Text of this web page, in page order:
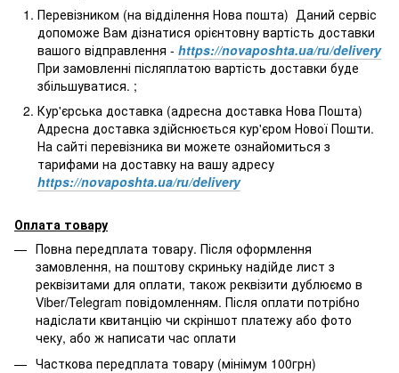
Перевізником (на відділення Нова пошта) Даний сервіс
допоможе Вам дізнатися орієнтовну вартість доставки
вашого відправлення - https://novaposhta.ua/ru/delivery
При замовленні післяплатою вартість доставки буде
збільшуватися. ;
Кур'єрська доставка (адресна доставка Нова Пошта)
Адресна доставка здійснюється кур'єром Нової Пошти.
На сайті перевізника ви можете ознайомиться з
тарифами на доставку на вашу адресу
https://novaposhta.ua/ru/delivery
Оплата товару
Повна передплата товару. Після оформлення
замовлення, на поштову скриньку надійде лист з
реквізитами для оплати, також реквізити дублюємо в
Viber/Telegram повідомленням. Після оплати потрібно
надіслати квитанцію чи скріншот платежу або фото
чеку, або ж написати час оплати
Часткова передплата товару (мінімум 100грн)